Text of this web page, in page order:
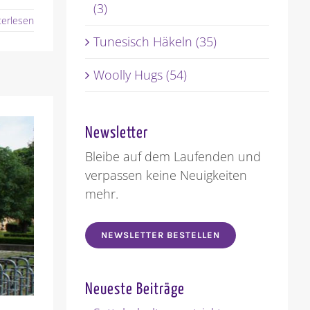
(3)
Tunesisch Häkeln (35)
Woolly Hugs (54)
Newsletter
Bleibe auf dem Laufenden und
verpassen keine Neuigkeiten
mehr.
NEWSLETTER BESTELLEN
Neueste Beiträge